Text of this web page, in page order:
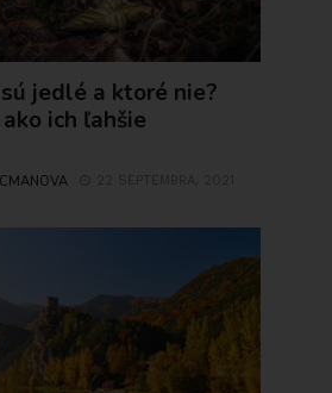
jedlé a ktoré nie?
ich ľahšie